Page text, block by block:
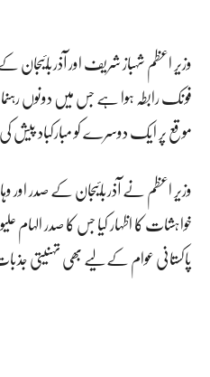
وزیر اعظم شہباز شریف اور
فونک رابطہ ہوا ہے جس میں دونوں
موقع پر ایک دوسرے کو مبارکباد پیش
وزیر اعظم نے آذربائیجان کے صدر
خواہشات کا اظہار کیا جس کا صدر
پاکستانی عوام کے لیے بھی تہنیتی